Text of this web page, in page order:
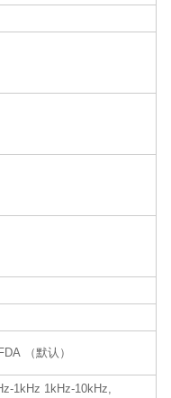
（默认）
1kHz 1kHz-10kHz,